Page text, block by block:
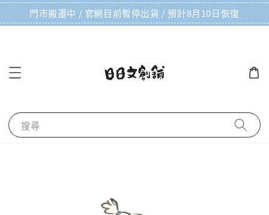
門市搬遷中 / 官網目前暫停出貨 / 預計8月10日恢復
搜尋